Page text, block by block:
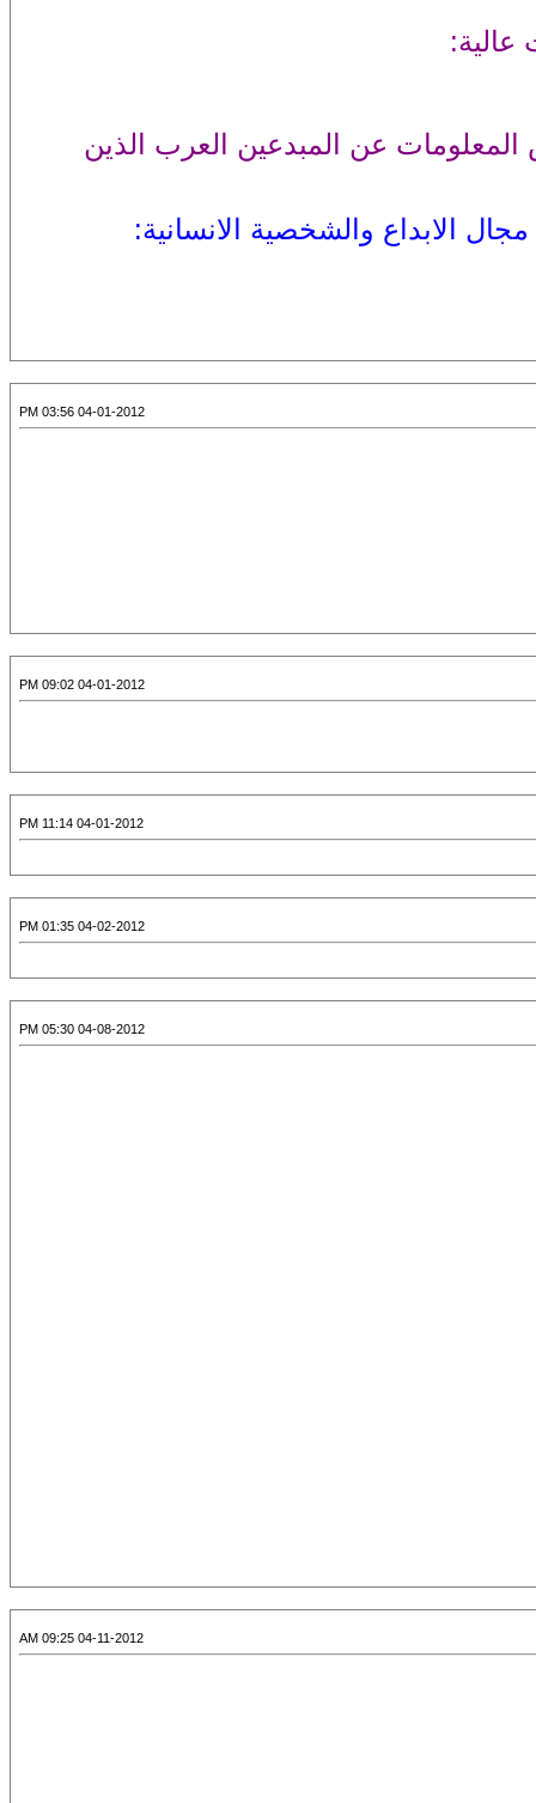
عالية:
عن المبدعين العرب الذين
الابداع والشخصية الانسانية:
04-01-2012 03:56 PM
04-01-2012 09:02 PM
04-01-2012 11:14 PM
04-02-2012 01:35 PM
04-08-2012 05:30 PM
04-11-2012 09:25 AM